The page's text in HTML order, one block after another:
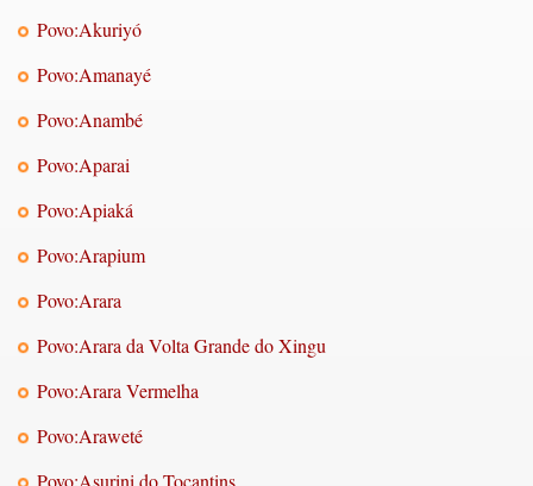
Povo:Akuriyó
Povo:Amanayé
Povo:Anambé
Povo:Aparai
Povo:Apiaká
Povo:Arapium
Povo:Arara
Povo:Arara da Volta Grande do Xingu
Povo:Arara Vermelha
Povo:Araweté
Povo:Asurini do Tocantins